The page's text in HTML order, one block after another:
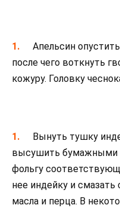
Апельсин
после чего воткнуть
кожуру. Головку
Вынуть тушку
высушить бумажными
фольгу
нее индейку и
масла и перца. В